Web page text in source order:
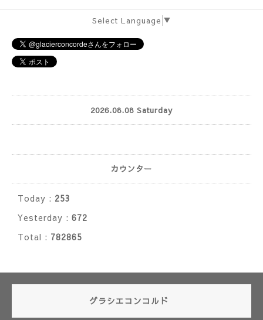
Select Language ▼
2026.08.08 Saturday
カウンター
Today : 253
Yesterday : 672
Total : 782865
グラシエコンコルド